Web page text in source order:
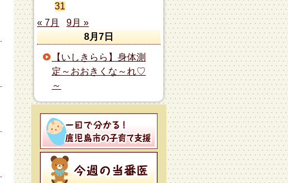
31
« 7月
9月 »
8月7日
【いしきらら】身体測
定～おおきくな～れ♡
～